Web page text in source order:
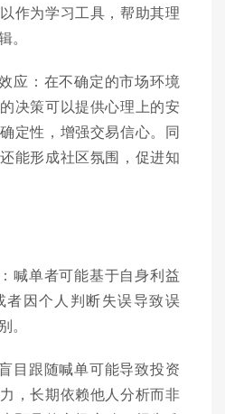
作为学习工具，帮助其理
应：在不确定的市场环境
决策可以提供心理上的安
定性，增强交易信心。同
能形成社区氛围，促进知
喊单者可能基于自身利益
者因个人判断失误导致误
目跟随喊单可能导致投资
，长期依赖他人分析而非